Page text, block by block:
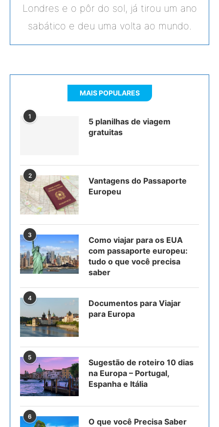
Londres e o pôr do sol, já tirou um ano
sabático e deu uma volta ao mundo.
MAIS POPULARES
1
5 planilhas de viagem
gratuitas
2
Vantagens do Passaporte
Europeu
3
Como viajar para os EUA
com passaporte europeu:
tudo o que você precisa
saber
4
Documentos para Viajar
para Europa
5
Sugestão de roteiro 10 dias
na Europa – Portugal,
Espanha e Itália
6
O que você Precisa Saber